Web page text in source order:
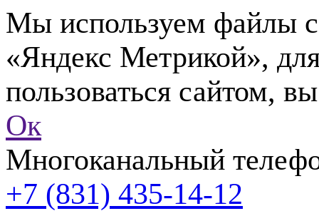
Мы используем файлы
«Яндекс Метрикой»,
пользоваться сайтом,
Ок
Многоканальный
+7 (831) 435-14-12